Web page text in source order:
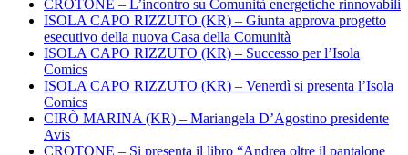
CROTONE – L’incontro su Comunità energetiche rinnovabili
ISOLA CAPO RIZZUTO (KR) – Giunta approva progetto
esecutivo della nuova Casa della Comunità
ISOLA CAPO RIZZUTO (KR) – Successo per l’Isola
Comics
ISOLA CAPO RIZZUTO (KR) – Venerdì si presenta l’Isola
Comics
CIRÒ MARINA (KR) – Mariangela D’Agostino presidente
Avis
CROTONE – Si presenta il libro “Andrea oltre il pantalone